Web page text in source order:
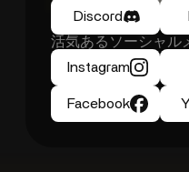
Discord
活気あるソーシャル
Instagram
Facebook